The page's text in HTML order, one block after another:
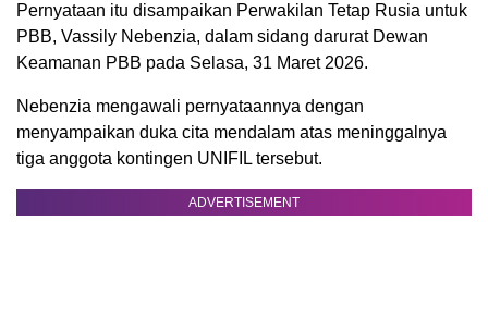
Pernyataan itu disampaikan Perwakilan Tetap Rusia untuk
PBB, Vassily Nebenzia, dalam sidang darurat Dewan
Keamanan PBB pada Selasa, 31 Maret 2026.
Nebenzia mengawali pernyataannya dengan
menyampaikan duka cita mendalam atas meninggalnya
tiga anggota kontingen UNIFIL tersebut.
ADVERTISEMENT